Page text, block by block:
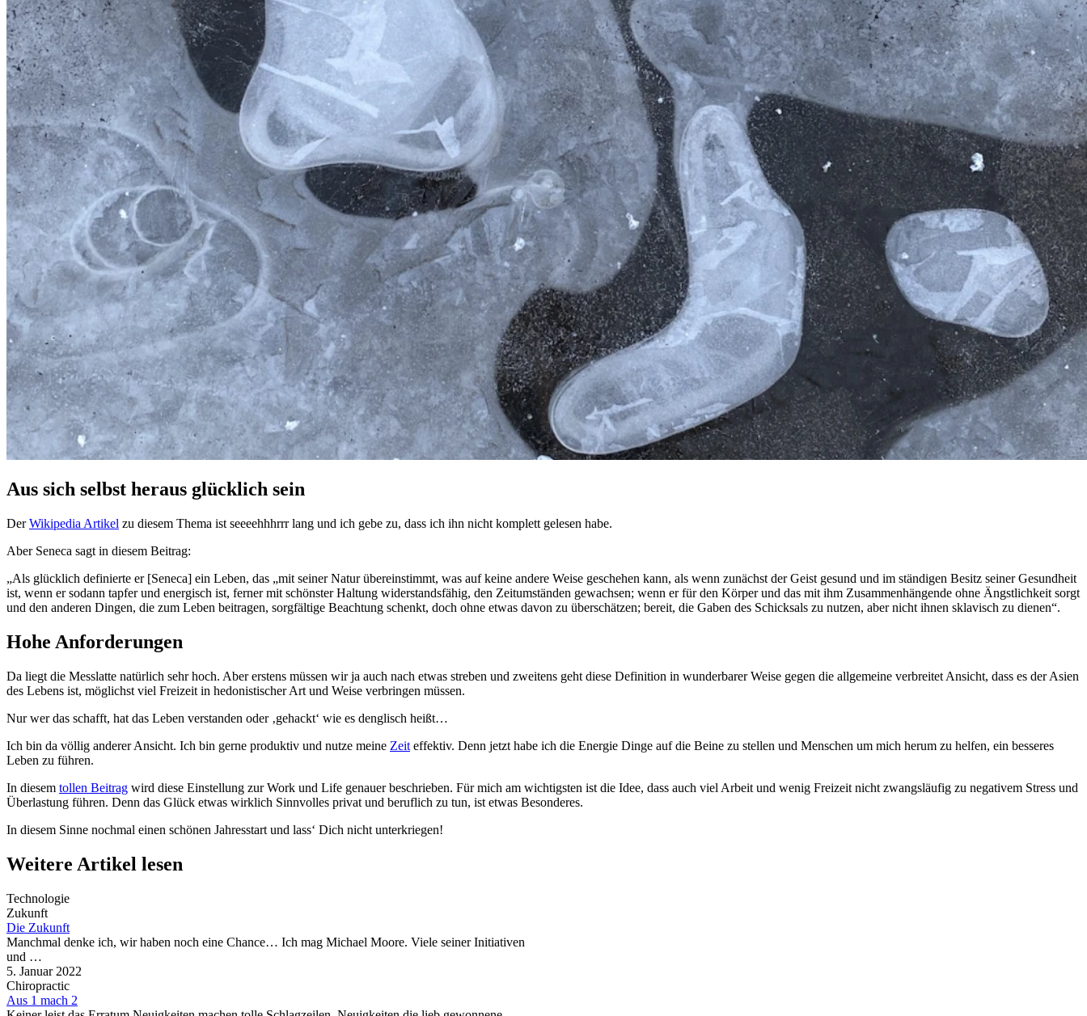
Aus sich selbst heraus glücklich sein
DerWikipedia Artikel zu diesem Thema ist seeeehhhrrr lang und ich gebe zu, dass ich ihn nicht komplett gelesen habe.
Aber Seneca sagt in diesem Beitrag:
„Als glücklich definierte er [Seneca] ein Leben, das „mit seiner Natur übereinstimmt, was auf keine andere Weise geschehen kann, als wenn zunächst der Geist gesund und im ständigen Besitz seiner Gesundheit
ist, wenn er sodann tapfer und energisch ist, ferner mit schönster Haltung widerstandsfähig, den Zeitumständen gewachsen; wenn er für den Körper und das mit ihm Zusammenhängende ohne Ängstlichkeit sorgt
und den anderen Dingen, die zum Leben beitragen, sorgfältige Beachtung schenkt, doch ohne etwas davon zu überschätzen; bereit, die Gaben des Schicksals zu nutzen, aber nicht ihnen sklavisch zu dienen“.
Hohe Anforderungen
Da liegt die Messlatte natürlich sehr hoch. Aber erstens müssen wir ja auch nach etwas streben und zweitens geht diese Definition in wunderbarer Weise gegen die allgemeine verbreitet Ansicht, dass es der Asien
des Lebens ist, möglichst viel Freizeit in hedonistischer Art und Weise verbringen müssen.
Nur wer das schafft, hat das Leben verstanden oder ‚gehackt‘ wie es denglisch heißt…
Ich bin da völlig anderer Ansicht. Ich bin gerne produktiv und nutze meine Zeit effektiv. Denn jetzt habe ich die Energie Dinge auf die Beine zu stellen und Menschen um mich herum zu helfen, ein besseres
Leben zu führen.
In diesem tollen Beitrag wird diese Einstellung zur Work und Life genauer beschrieben. Für mich am wichtigsten ist die Idee, dass auch viel Arbeit und wenig Freizeit nicht zwangsläufig zu negativem Stress und
Überlastung führen. Denn das Glück etwas wirklich Sinnvolles privat und beruflich zu tun, ist etwas Besonderes.
In diesem Sinne nochmal einen schönen Jahresstart und lass‘ Dich nicht unterkriegen!
Weitere Artikel lesen
Technologie
Zukunft
Die Zukunft
Manchmal denke ich, wir haben noch eine Chance… Ich mag Michael Moore. Viele seiner Initiativen
und …
5. Januar 2022
Chiropractic
Aus 1 mach 2